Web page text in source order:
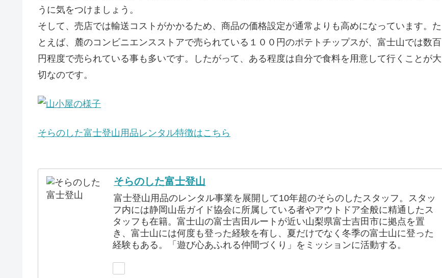
うに気をつけましょう。
そして、売店では輸送コストがかかるため、商品の価格設定が通常よりも高めになっています。た
とえば、麓のコンビニエンスストアで売られている１００円のポテトチップスが、富士山では数百
円程度で売られている事も多いです。したがって、ある程度は自分で食料を用意して行くことが大
切なのです。
そらのした富士登山用品レンタル特徴はこちら
そらのした富士登山
富士登山用品のレンタル事業を展開して10年超のそらのしたスタッフ。スタッ
フ内には静岡山岳ガイド協会に所属している者やアウトドア全般に精通したス
タッフも在籍。富士山の富士吉田ルートが近い山梨県富士吉田市に拠点を置
き、富士山には何度も登った経験を有し、夏だけでなく冬季の富士山に登った
経験もある。「遊び心あふれる仲間づくり」をミッションに活動する。